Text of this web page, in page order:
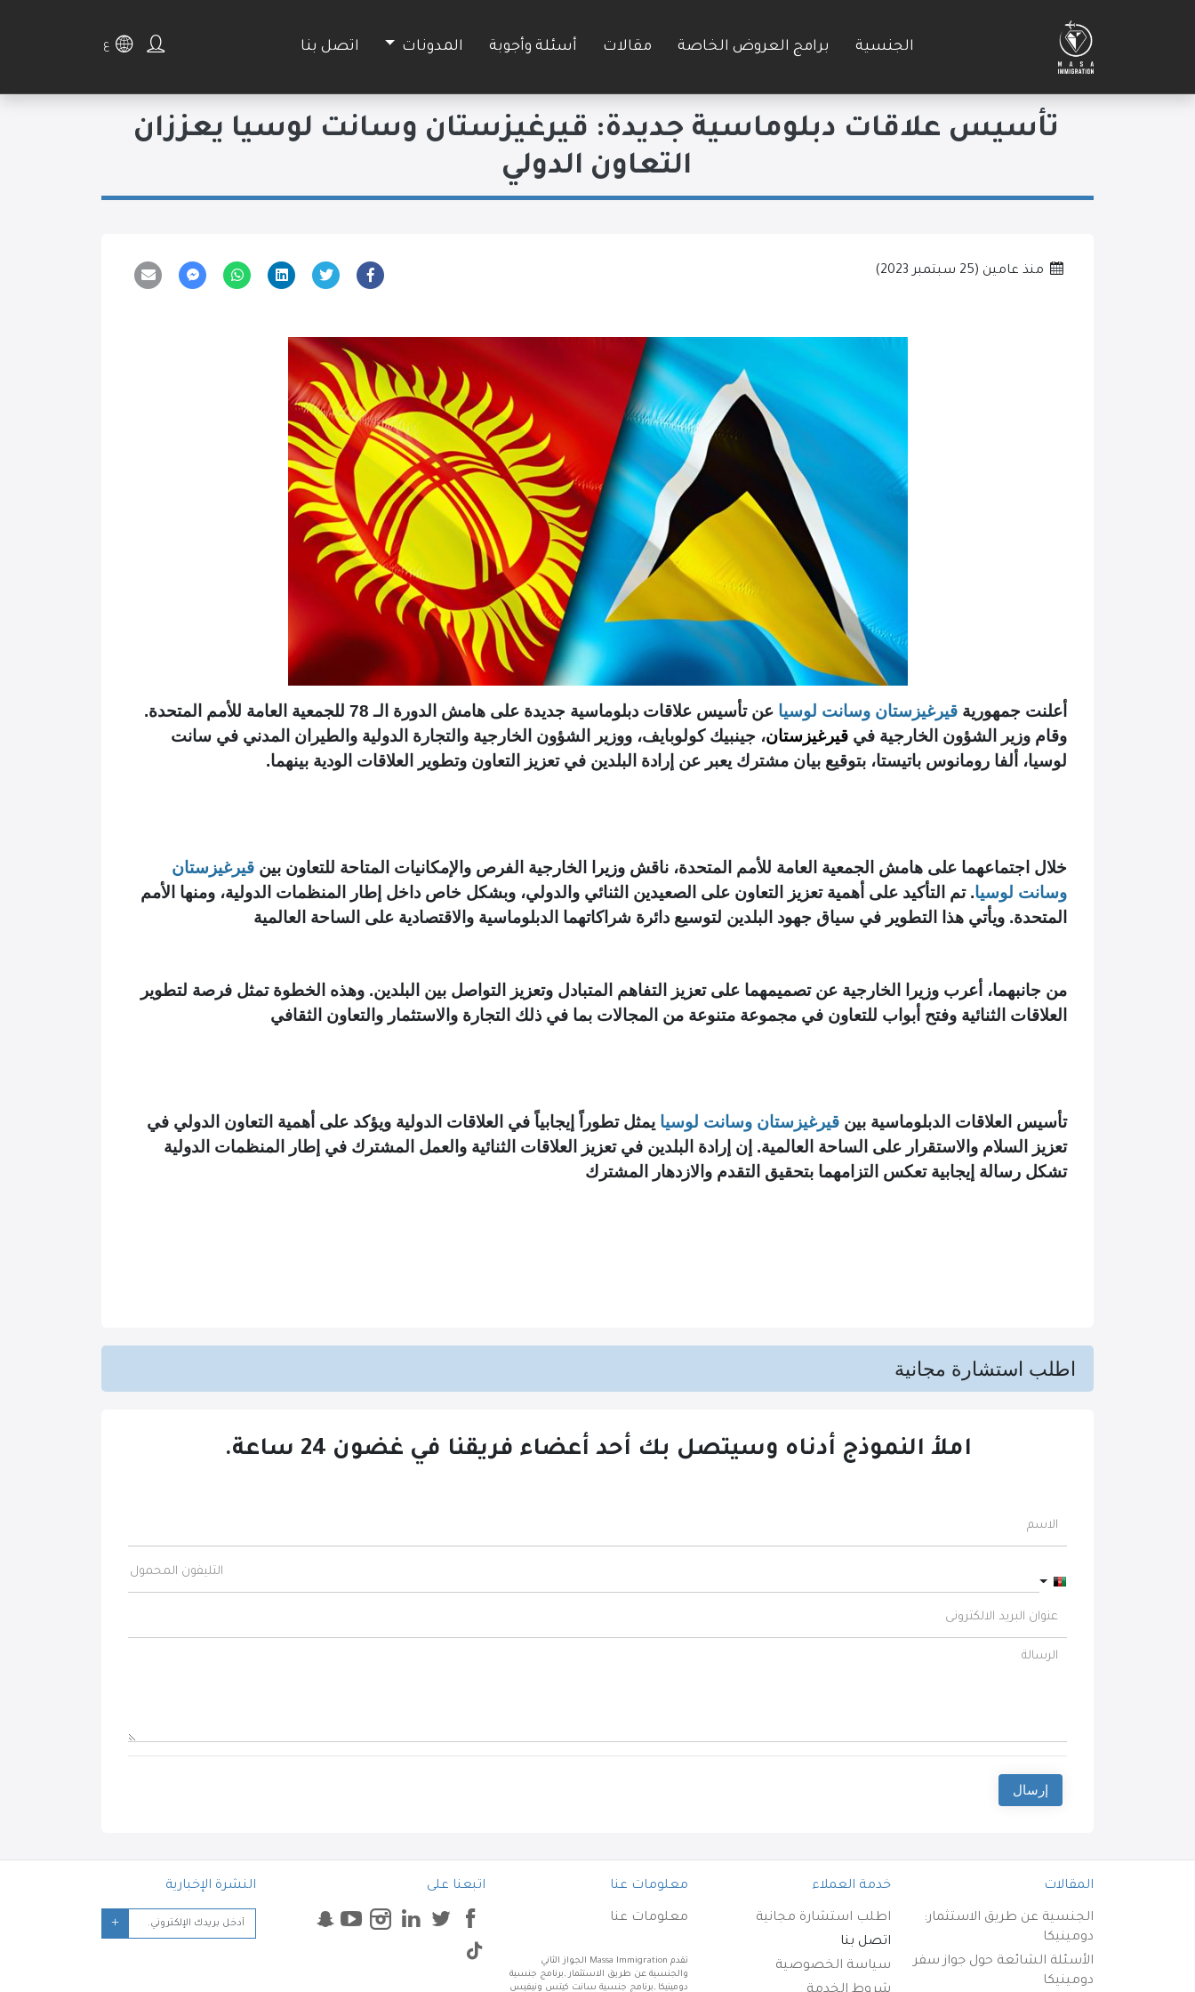
الجنسية برامج العروض الخاصة مقالات أسئلة وأجوبة المدونات اتصل بنا ع
تأسيس علاقات دبلوماسية جديدة: قيرغيزستان وسانت لوسيا يعززان
التعاون الدولي
منذ عامين (25 سبتمبر 2023 )
أعلنت جمهورية قيرغيزستان وسانت لوسيا
عن تأسيس علاقات دبلوماسية جديدة على هامش الدورة الـ 78 للجمعية العامة للأمم المتحدة.
وقام وزير الشؤون الخارجية في قيرغيزستان، جينبيك كولوبايف، ووزير الشؤون الخارجية والتجارة الدولية والطيران المدني في سانت
لوسيا، ألفا رومانوس باتيستا، بتوقيع بيان مشترك يعبر عن إرادة البلدين في تعزيز التعاون وتطوير العلاقات الودية بينهما.
خلال اجتماعهما على هامش الجمعية العامة للأمم المتحدة، ناقش وزيرا الخارجية الفرص والإمكانيات المتاحة للتعاون بين قيرغيزستان
وسانت لوسيا. تم التأكيد على أهمية تعزيز التعاون على الصعيدين الثنائي والدولي، وبشكل خاص داخل إطار المنظمات الدولية، ومنها الأمم
المتحدة. ويأتي هذا التطوير في سياق جهود البلدين لتوسيع دائرة شراكاتهما الدبلوماسية والاقتصادية على الساحة العالمية
من جانبهما، أعرب وزيرا الخارجية عن تصميمهما على تعزيز التفاهم المتبادل وتعزيز التواصل بين البلدين. وهذه الخطوة تمثل فرصة لتطوير
العلاقات الثنائية وفتح أبواب للتعاون في مجموعة متنوعة من المجالات بما في ذلك التجارة والاستثمار والتعاون الثقافي
تأسيس العلاقات الدبلوماسية بين قيرغيزستان وسانت لوسيا يمثل تطوراً إيجابياً في العلاقات الدولية ويؤكد على أهمية التعاون الدولي في
تعزيز السلام والاستقرار على الساحة العالمية. إن إرادة البلدين في تعزيز العلاقات الثنائية والعمل المشترك في إطار المنظمات الدولية
تشكل رسالة إيجابية تعكس التزامهما بتحقيق التقدم والازدهار المشترك
اطلب استشارة مجانية
املأ النموذج أدناه وسيتصل بك أحد أعضاء فريقنا في غضون 24 ساعة.
Afghanistan +93
إرسال
المقالات
الجنسية عن طريق الاستثمار:
دومينيكا
الأسئلة الشائعة حول جواز سفر
دومينيكا
خدمة العملاء
اطلب استشارة مجانية
اتصل بنا
سياسة الخصوصية
معلومات عنا
معلومات عنا
تقدم Massa Immigration الجواز الثاني
والجنسية عن طريق الاستثمار ,برنامج جنسية
دومينيكا ,برنامج جنسية سانت كيتس ونيفيس
اتبعنا على النشرة الإخبارية
+